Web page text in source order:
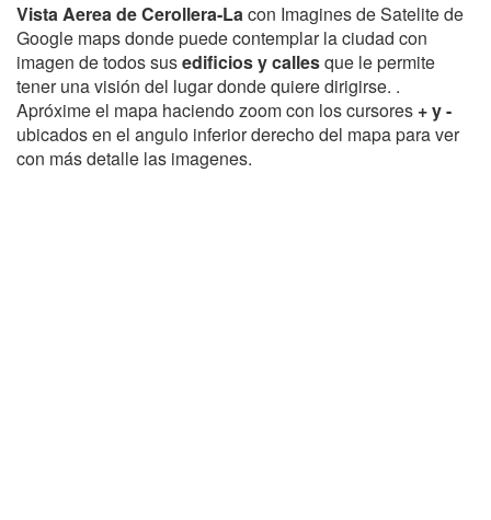
Vista Aerea de Cerollera-Lacon Imagines de Satelite de
Google maps donde puede contemplar la ciudad con
imagen de todos susedificios y callesque le permite
tener una visión del lugar donde quiere dirigirse. .
Apróxime el mapa haciendo zoom con los cursores + y -
ubicados en el angulo inferior derecho del mapa para ver
con más detalle las imagenes.